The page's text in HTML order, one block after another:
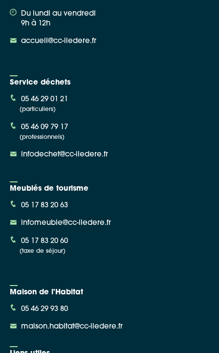
Du lundi au vendredi
9h à 12h
accueil@cc-iledere.fr
Service déchets
05 46 29 01 21
(particuliers)
05 46 09 79 17
(professionnels)
infodechet@cc-iledere.fr
Meublés de tourisme
05 17 83 20 63
infomeuble@cc-iledere.fr
05 17 83 20 60
(taxe de séjour)
Maison de l'Habitat
05 46 29 93 80
maison.habitat@cc-iledere.fr
Apple Plans